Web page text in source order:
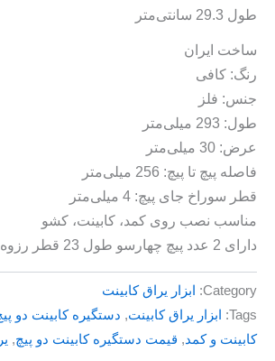
طول 29.3 سانتی‌متر
ساخت ایران
رنگ: کافی
جنس: فلز
طول: 293 میلی‌متر
عرض: 30 میلی‌متر
فاصله پیچ تا پیچ: 256 میلی‌متر
قطر سوراخ جای پیچ: 4 میلی‌متر
مناسب نصب روی کمد، کابینت، کشو
دارای 2 عدد پیچ چهارسو طول 23 قطر رزوه 4 میلی‌متر
Category:
ابزار یراق کابینت
Tags:
ابزار یراق کابینت, دستگیره کابینت دو
کابینت و کمد, قیمت دستگیره کابینت دو پیچ,